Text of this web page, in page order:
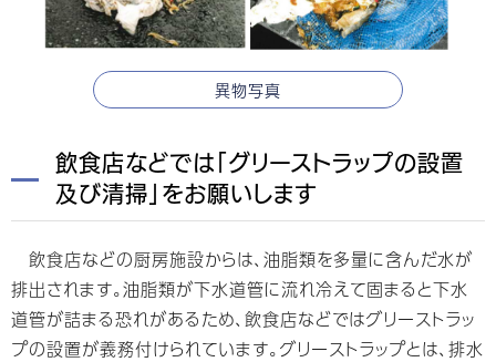
異物写真
飲食店などでは「グリーストラップの設置
及び清掃」をお願いします
飲食店などの厨房施設からは、油脂類を多量に含んだ水が
排出されます。油脂類が下水道管に流れ冷えて固まると下水
道管が詰まる恐れがあるため、飲食店などではグリーストラッ
プの設置が義務付けられています。グリーストラップとは、排水